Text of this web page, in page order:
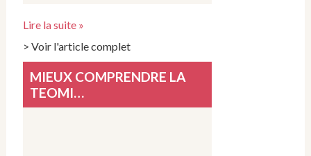
Lire la suite »
> Voir l'article complet
MIEUX COMPRENDRE LA
TEOMI…